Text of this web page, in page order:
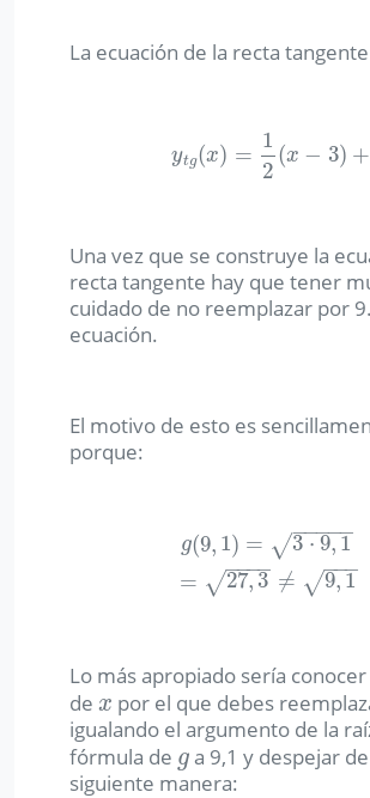
La ecuación de la recta
ytg(x) =
1
2
(x − 3) +
ytg( x)= 12(x− 3)+ 3
Una vez que se construye la
recta tangente hay que tener
cuidado de no reemplazar por
ecuación.
El motivo de esto es
porque:
g(9, 1) = 3 ⋅ 9, 1
− −
−−−
√
= 27, 3
− −
−−
√ ≠ 9, 1
−−
−
√
g(9,1 =3 ⋅9, 1=27 ,3≠9,
Lo más apropiado sería
de x
x por el que debes
igualando el argumento de la
fórmula de g
g a 9,1 y despejar
siguiente manera: